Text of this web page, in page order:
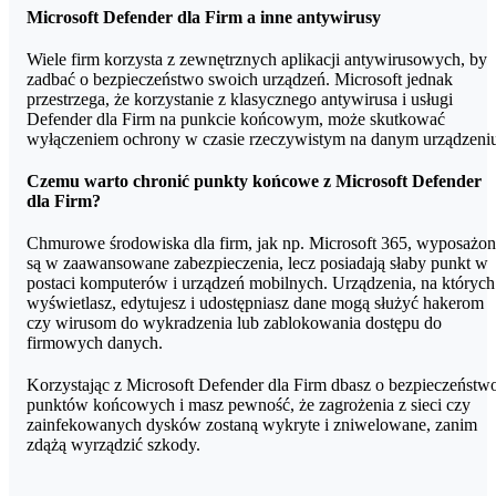
Microsoft Intune – narzędzia, które jeszcze bardziej rozwija
możliwości administratorów w dziedzinie zarządzania punktami
końcowymi. Dowiedz się jak działa Microsoft Intune.
Microsoft Defender dla Firm a inne antywirusy
Wiele firm korzysta z zewnętrznych aplikacji antywirusowych, by
zadbać o bezpieczeństwo swoich urządzeń. Microsoft jednak
przestrzega, że korzystanie z klasycznego antywirusa i usługi
Defender dla Firm na punkcie końcowym, może skutkować
wyłączeniem ochrony w czasie rzeczywistym na danym
Czemu warto chronić punkty końcowe z Microsoft Defender
dla Firm?
Chmurowe środowiska dla firm, jak np. Microsoft 365,
są w zaawansowane zabezpieczenia, lecz posiadają słaby punkt w
postaci komputerów i urządzeń mobilnych. Urządzenia, na których
wyświetlasz, edytujesz i udostępniasz dane mogą służyć hakerom
czy wirusom do wykradzenia lub zablokowania dostępu do
firmowych danych.
Korzystając z Microsoft Defender dla Firm dbasz o
punktów końcowych i masz pewność, że zagrożenia z sieci czy
zainfekowanych dysków zostaną wykryte i zniwelowane, zanim
zdążą wyrządzić szkody.